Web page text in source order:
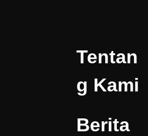
Tentan
g Kami
Berita